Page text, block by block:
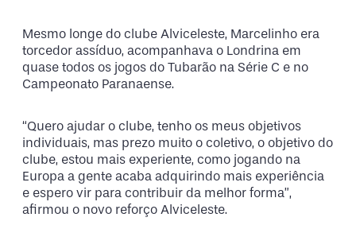
Mesmo longe do clube Alviceleste, Marcelinho era
torcedor assíduo, acompanhava o Londrina em
quase todos os jogos do Tubarão na Série C e no
Campeonato Paranaense.
“Quero ajudar o clube, tenho os meus objetivos
individuais, mas prezo muito o coletivo, o objetivo do
clube, estou mais experiente, como jogando na
Europa a gente acaba adquirindo mais experiência
e espero vir para contribuir da melhor forma”,
afirmou o novo reforço Alviceleste.